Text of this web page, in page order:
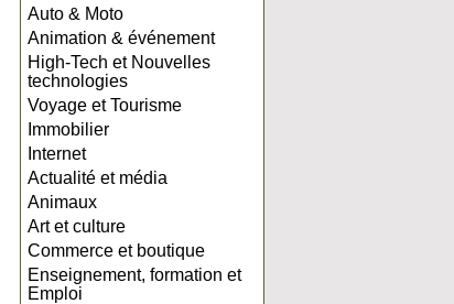
Auto & Moto
Animation & événement
High-Tech et Nouvelles
technologies
Voyage et Tourisme
Immobilier
Internet
Actualité et média
Animaux
Art et culture
Commerce et boutique
Enseignement, formation et
Emploi